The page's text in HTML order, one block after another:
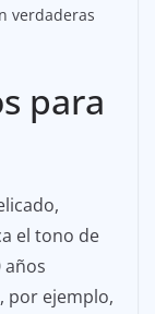
verdaderas
para
el tono de
años
por ejemplo,